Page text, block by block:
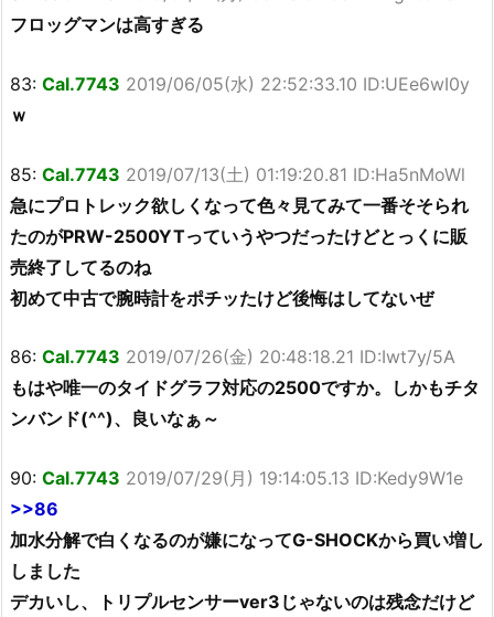
フロッグマンは高すぎる
83: Cal.7743 2019/06/05(水) 22:52:33.10 ID:UEe6wI0y
ｗ
85: Cal.7743 2019/07/13(土) 01:19:20.81 ID:Ha5nMoWl
急にプロトレック欲しくなって色々見てみて一番そそられ
たのがPRW-2500YTっていうやつだったけどとっくに販
売終了してるのね
初めて中古で腕時計をポチッたけど後悔はしてないぜ
86: Cal.7743 2019/07/26(金) 20:48:18.21 ID:Iwt7y/5A
もはや唯一のタイドグラフ対応の2500ですか。しかもチタ
ンバンド(^^)、良いなぁ～
90: Cal.7743 2019/07/29(月) 19:14:05.13 ID:Kedy9W1e
>>86
加水分解で白くなるのが嫌になってG-SHOCKから買い増し
しました
デカいし、トリプルセンサーver3じゃないのは残念だけど